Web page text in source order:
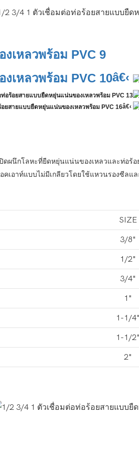
â€‹
â€‹
ดผนึกโลหะที่ยืดหยุ่นแน่นของเหลวและท่
เอาท์แบบไม่มีเกลียวโดยใช้แหวนรองซีลแ
SIZE
3/8"
1/2"
3/4"
1"
1-1/4"
1-1/2"
2"